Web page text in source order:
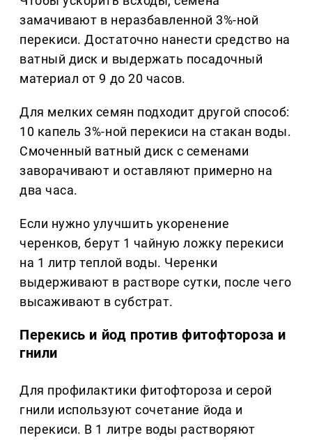
замачивают в неразбавленной 3%-ной
перекиси. Достаточно нанести средство на
ватный диск и выдержать посадочный
материал от 9 до 20 часов.
Для мелких семян подходит другой способ:
10 капель 3%-ной перекиси на стакан воды.
Смоченный ватный диск с семенами
заворачивают и оставляют примерно на
два часа.
Если нужно улучшить укоренение
черенков, берут 1 чайную ложку перекиси
на 1 литр теплой воды. Черенки
выдерживают в растворе сутки, после чего
высаживают в субстрат.
Перекись и йод против фитофтороза и
гнили
Для профилактики фитофтороза и серой
гнили используют сочетание йода и
перекиси. В 1 литре воды растворяют